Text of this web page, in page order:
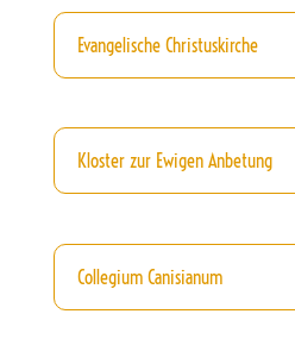
Evangelische Christuskirche
Kloster zur Ewigen Anbetung
Collegium Canisianum